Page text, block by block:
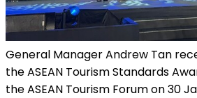
General Manager Andrew Tan
the ASEAN Tourism Standards
the ASEAN Tourism Forum on 30